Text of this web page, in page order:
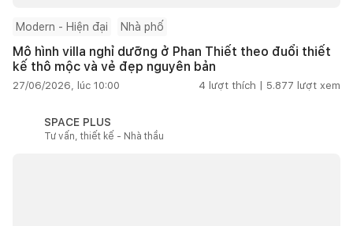
Modern - Hiện đại Nhà phố
Mô hình villa nghỉ dưỡng ở Phan Thiết theo đuổi thiết
kế thô mộc và vẻ đẹp nguyên bản
27/06/2026, lúc 10:00 4 lượt thích | 5.877 lượt xem
SPACE PLUS
Tư vấn, thiết kế - Nhà thầu